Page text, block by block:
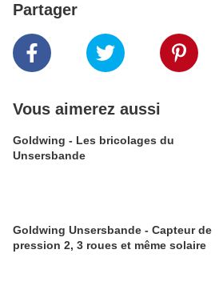
Partager
Vous aimerez aussi
Goldwing - Les bricolages du
Unsersbande
Goldwing Unsersbande - Capteur de
pression 2, 3 roues et même solaire